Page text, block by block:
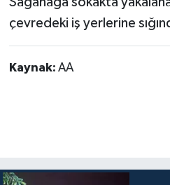
çevredeki iş yerlerine
Kaynak: AA